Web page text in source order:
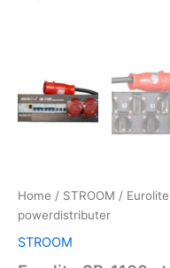
Home / STROOM /
powerdistributer
STROOM